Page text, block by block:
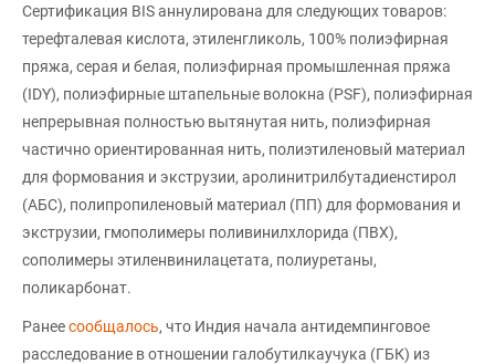
Сертификация BIS аннулирована для следующих товаров:
терефталевая кислота, этиленгликоль, 100% полиэфирная
пряжа, серая и белая, полиэфирная промышленная пряжа
(IDY), полиэфирные штапельные волокна (PSF), полиэфирная
непрерывная полностью вытянутая нить, полиэфирная
частично ориентированная нить, полиэтиленовый материал
для формования и экструзии, аролинитрилбутадиенстирол
(АБС), полипропиленовый материал (ПП) для формования и
экструзии, гмополимеры поливинилхлорида (ПВХ),
сополимеры этиленвинилацетата, полиуретаны,
поликарбонат.
Ранеесообщалось, что Индия начала антидемпинговое
расследование в отношении галобутилкаучука (ГБК) из